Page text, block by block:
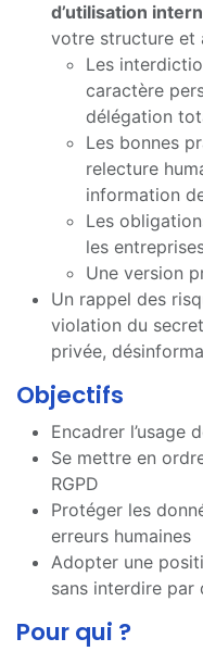
d’utilisation
votre structure et
Les
caractère
délégation
Les bonnes
relecture
information
Les
les
Une version
Un rappel des
violation du
privée,
Objectifs
Encadrer l’usage
Se mettre en
RGPD
Protéger les
erreurs humaines
Adopter une
sans interdire par
Pour qui ?